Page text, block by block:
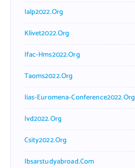
Ialp2022.org
Klivet2022.org
Ifac-Hms2022.org
Taoms2022.org
Iias-Euromena-Conference2022.org
Ivd2022.org
Csity2022.org
Ibsarstudyabroad.com